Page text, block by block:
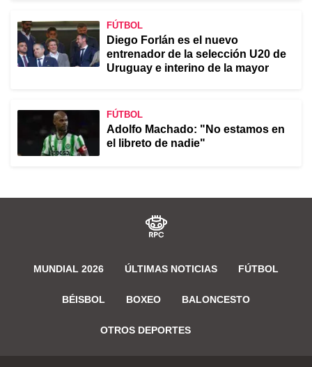
FÚTBOL
Diego Forlán es el nuevo
entrenador de la selección U20 de
Uruguay e interino de la mayor
FÚTBOL
Adolfo Machado: "No estamos en
el libreto de nadie"
MUNDIAL 2026 ÚLTIMAS NOTICIAS FÚTBOL
BÉISBOL BOXEO BALONCESTO
OTROS DEPORTES